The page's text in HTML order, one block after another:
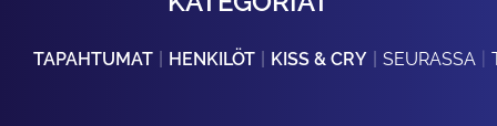
TAPAHTUMAT HENKILÖT KISS & CRY SEURASSA